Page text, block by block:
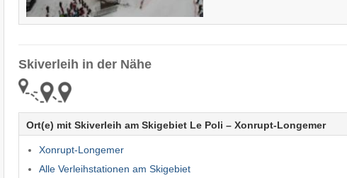
Skiverleih in der Nähe
Ort(e) mit Skiverleih am Skigebiet Le Poli – Xonrupt-Longemer
Xonrupt-Longemer
Alle Verleihstationen am Skigebiet